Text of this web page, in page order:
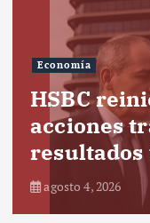
Economía
HSBC
acciones
agosto 4, 2026